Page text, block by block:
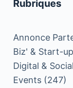
Rubriques
Annonce
Biz' & Start-up
Digital &
Events(247)